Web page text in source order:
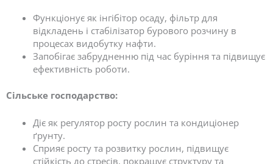
Функціонує як інгібітор осаду, фільтр для
відкладень і стабілізатор бурового розчину в
процесах видобутку нафти.
Запобігає забрудненню під час буріння та підвищує
ефективність роботи.
Сільське господарство:
Діє як регулятор росту рослин та кондиціонер
ґрунту.
Сприяє росту та розвитку рослин, підвищує
стійкість до стресів, покращує структуру та